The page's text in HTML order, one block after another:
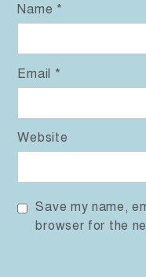
Name *
Email *
Website
Save my name,
browser for the